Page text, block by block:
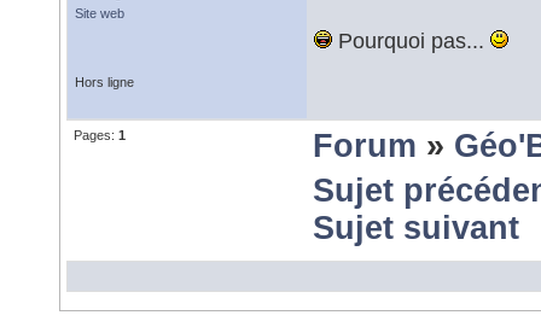
Site web
Pourquoi pas...
Hors ligne
Pages: 1 Forum »
Sujet
Sujet suivant